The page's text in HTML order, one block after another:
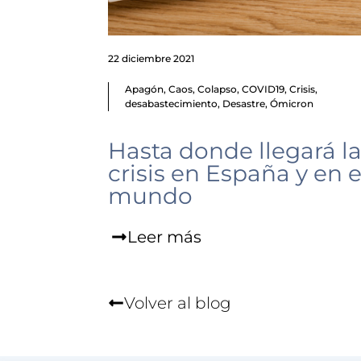
22 diciembre 2021
Apagón,Caos,Colapso,COVID19,Crisis,
desabastecimiento, Desastre,Ómicron
Hasta donde llegará
crisis en España y en
mundo
Leer más
Volver al blog